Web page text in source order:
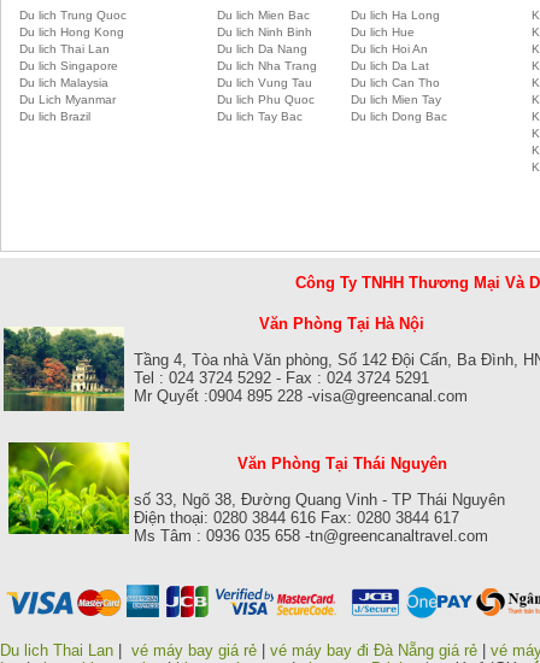
Du lich Trung Quoc
Du lich Hong Kong
Du lich Thai Lan
Du lich Singapore
Du lich Malaysia
Du Lich Myanmar
Du lich Brazil
Du lich Mien Bac
Du lich Ha Long
Du lich Ninh Binh
Du lich Hue
Du lich Da Nang
Du lich Hoi An
Du lich Nha Trang
Du lich Da Lat
Du lich Vung Tau
Du lich Can Tho
Du lich Phu Quoc
Du lich Mien Tay
Du lich Tay Bac
Du lich Dong Bac
Công Ty TNHH Thương Mại Và
Văn Phòng Tại Hà Nội
Tầng 4, Tòa nhà Văn phòng, Số 142 Đội Cấn, Ba Đình,
Tel : 024 3724 5292 - Fax : 024 3724 5291
Mr Quyết :0904 895 228 -visa@greencanal.com
Văn Phòng Tại Thái Nguyên
số 33, Ngõ 38, Đường Quang Vinh - TP Thái Nguyên
Điện thoại: 0280 3844 616 Fax: 0280 3844 617
Ms Tâm : 0936 035 658 -tn@greencanaltravel.com
Du lich Thai Lan vé máy bay giá rẻ vé máy bay đi Đà Nẵng giá rẻ
vé